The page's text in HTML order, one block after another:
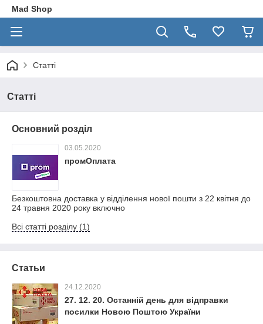
Mad Shop
Статті
Статті
Основний розділ
03.05.2020
промОплата
Безкоштовна доставка у відділення нової пошти з 22 квітня до
24 травня 2020 року включно
Всі статті розділу (1)
Статьи
24.12.2020
27. 12. 20. Останній день для відправки
посилки Новою Поштою України